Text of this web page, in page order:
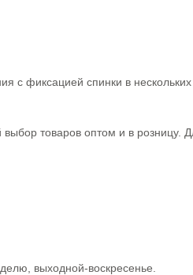
с фиксацией спинки в
товаров оптом и в розницу.
выходной-воскресенье.